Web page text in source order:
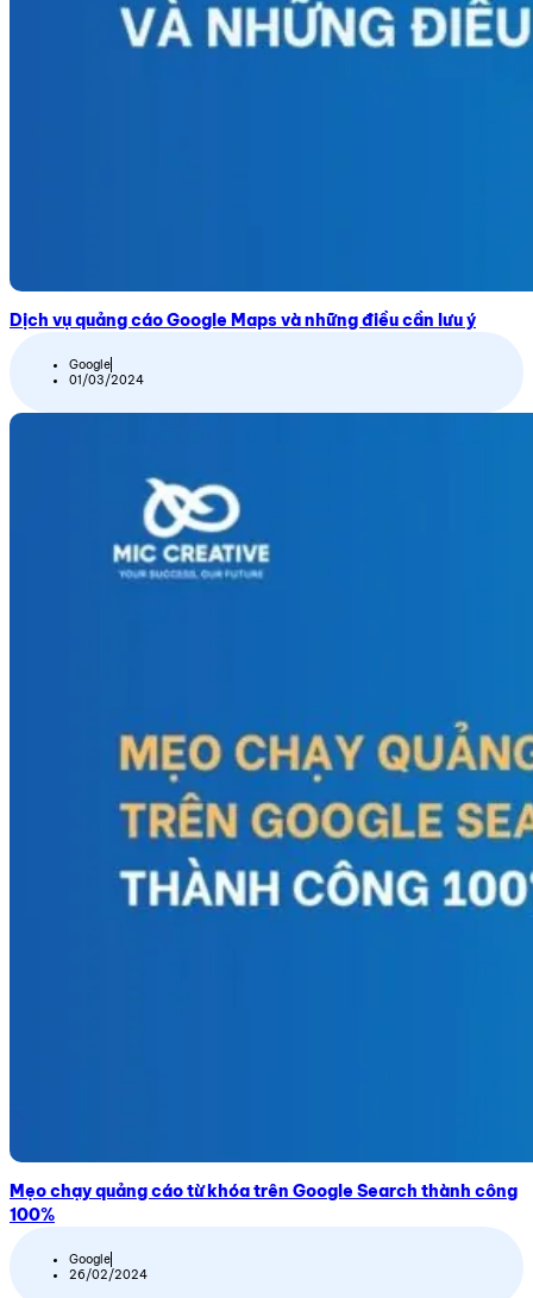
Dịch vụ quảng cáo Google Maps và những điều cần lưu ý
Google
01/03/2024
Mẹo chạy quảng cáo từ khóa trên Google Search thành công
100%
Google
26/02/2024